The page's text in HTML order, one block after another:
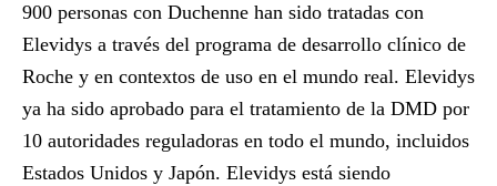
900 personas con Duchenne han sido tratadas con
Elevidys a través del programa de desarrollo clínico de
Roche y en contextos de uso en el mundo real. Elevidys
ya ha sido aprobado para el tratamiento de la DMD por
10 autoridades reguladoras en todo el mundo, incluidos
Estados Unidos y Japón. Elevidys está siendo